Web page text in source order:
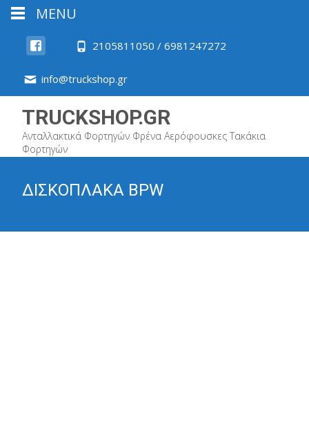
2105811050 / 6981247272
info@truckshop.gr
TRUCKSHOP.GR
Ανταλλακτικά Φορτηγών Φρένα Αερόφουσκες Τακάκια
Φορτηγών
ΔΙΣΚΟΠΛΑΚΑ BPW
MENU